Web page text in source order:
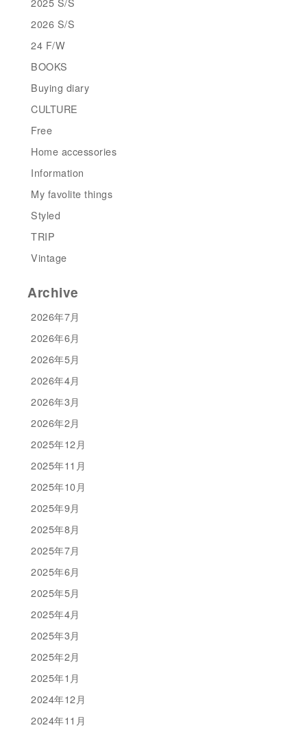
2026 S/S
24 F/W
BOOKS
Buying diary
CULTURE
Free
Home accessories
Information
My favolite things
Styled
TRIP
Vintage
Archive
2026年7月
2026年6月
2026年5月
2026年4月
2026年3月
2026年2月
2025年12月
2025年11月
2025年10月
2025年9月
2025年8月
2025年7月
2025年6月
2025年5月
2025年4月
2025年3月
2025年2月
2025年1月
2024年12月
2024年11月